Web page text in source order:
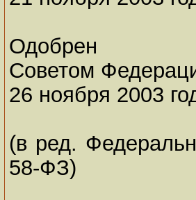
Одобрен
Советом
26 ноября 2003
(в ред.
58-ФЗ)